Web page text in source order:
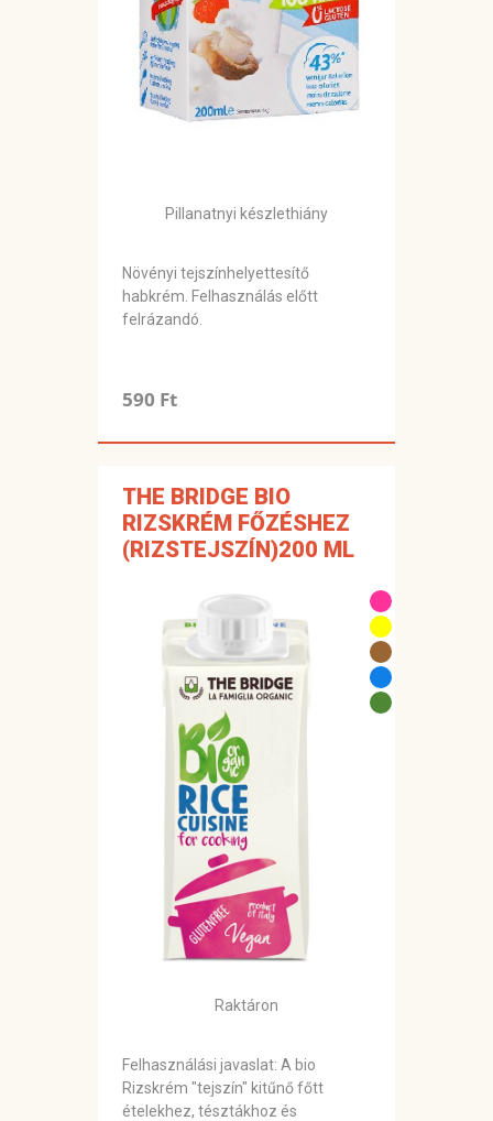
Pillanatnyi készlethiány
Növényi tejszínhelyettesítő
habkrém. Felhasználás előtt
felrázandó.
590 Ft
THE BRIDGE BIO
RIZSKRÉM FŐZÉSHEZ
(RIZSTEJSZÍN)200 ML
Raktáron
Felhasználási javaslat: A bio
Rizskrém "tejszín" kitűnő főtt
ételekhez, tésztákhoz és